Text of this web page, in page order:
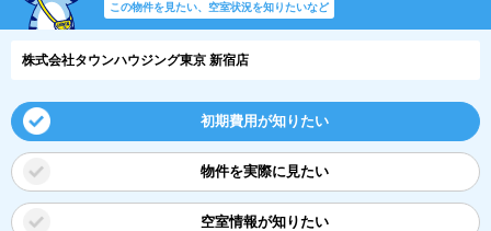
この物件を見たい、空室状況を知りたいなど
株式会社タウンハウジング東京 新宿店
初期費用が知りたい
物件を実際に見たい
空室情報が知りたい